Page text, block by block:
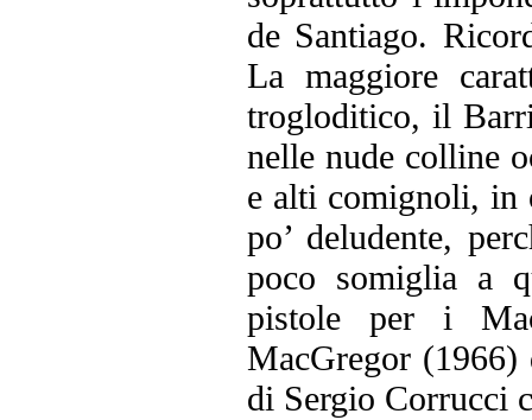
de Santiago.
La maggiore
trogloditico, il
nelle nude colline
e alti comignoli, in
po’ deludente,
poco somiglia a
pistole per i
MacGregor
di Sergio Corrucci